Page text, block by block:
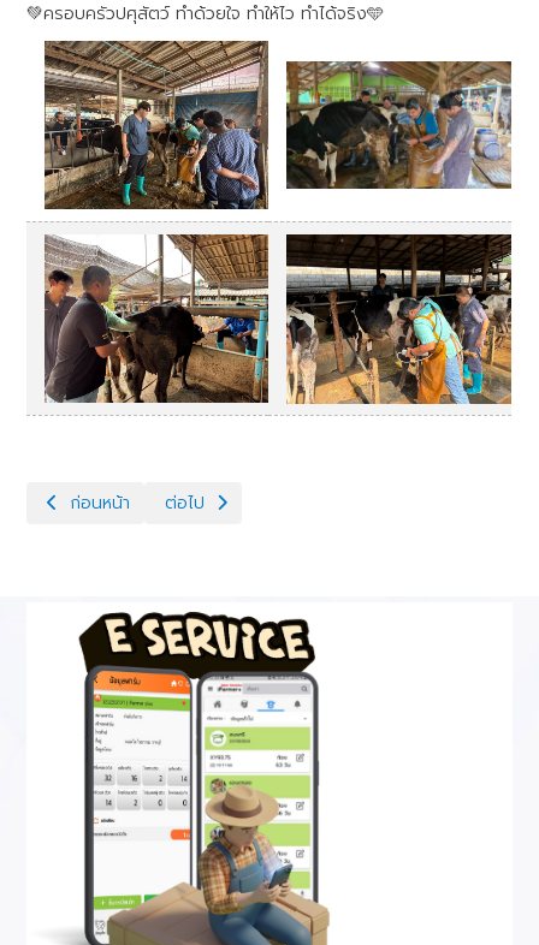
💚ครอบครัวปศุสัตว์ ทำด้วยใจ ทำให้ไว ทำได้จริง🩵
เนื้อหาก่อนหน้า: ฝึกพระโค งานพระราชพิธีจรดพระนังคัลแรกนาขวัญ
ก่อนหน้า เนื้อหาถัดไป: กิจกรรมขยายสัตว์พันธุ์ดีด้วยเทคโนโล
ต่อไป